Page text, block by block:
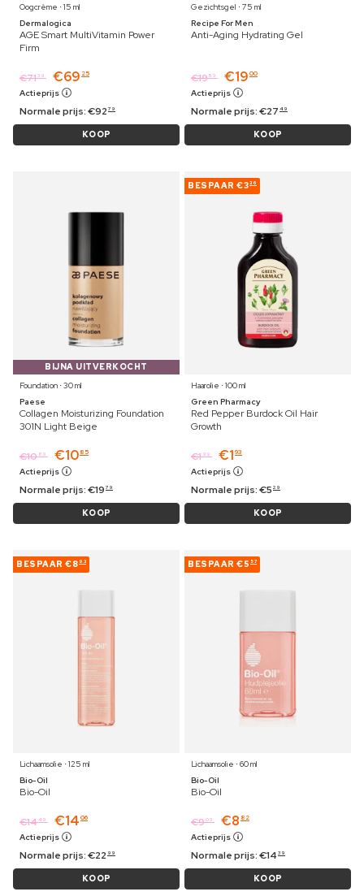
Oogcrème ⋅ 15 ml
Dermalogica
AGE Smart MultiVitamin Power
Firm
€7139 €69 25
Actieprijs
Normale prijs:€92 79
KOOP
Gezichtsgel ⋅ 75 ml
Recipe For Men
Anti-Aging Hydrating Gel
€1959 €19 00
Actieprijs
Normale prijs:€27 49
KOOP
BIJNA UITVERKOCHT
Foundation ⋅ 30 ml
Paese
Collagen Moisturizing Foundation
301N Light Beige
€10 89 €10 85
Actieprijs
Normale prijs:€19 79
KOOP
BESPAAR €336
Haarolie ⋅ 100 ml
Green Pharmacy
Red Pepper Burdock Oil Hair
Growth
€1 99 €1 93
Actieprijs
Normale prijs:€5 29
KOOP
BESPAAR €8 93
Lichaamsolie ⋅ 125 ml
Bio-Oil
Bio-Oil
€14 49 €14 06
Actieprijs
Normale prijs:€22 99
KOOP
BESPAAR €5 57
Lichaamsolie ⋅ 60 ml
Bio-Oil
Bio-Oil
€909 €8 82
Actieprijs
Normale prijs:€14 39
KOOP